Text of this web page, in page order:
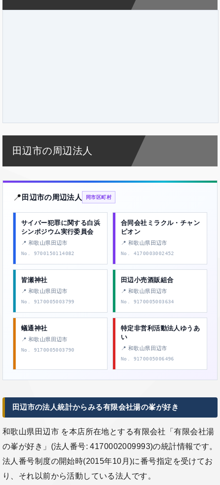
田辺市の周辺法人
📍 田辺市の周辺法人 同市区町村
サイバー犯罪に関する白浜
シンポジウム実行委員会
📍 和歌山県田辺市
No. 9700150114082
合同会社ミラクル・チャン
ピオン
📍 和歌山県田辺市
No. 4170003002452
皆瀬神社
📍 和歌山県田辺市
No. 9170005003799
田辺小売酒販組合
📍 和歌山県田辺市
No. 9170005003634
蟻通神社
📍 和歌山県田辺市
No. 9170005003790
特定非営利活動法人ゆうあ
い
📍 和歌山県田辺市
No. 9170005006496
田辺市の法人統計からみる有限会社湯の峯が好き
和歌山県田辺市 を本店所在地とする有限会社「有限会社湯
の峯が好き」(法人番号: 4170002009993)の統計情報です。
法人番号制度の開始時(2015年10月)に番号指定を受けてお
り、それ以前から活動している法人です。